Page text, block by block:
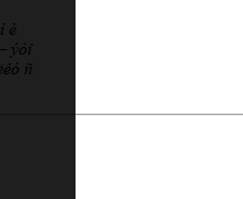
и
это
с